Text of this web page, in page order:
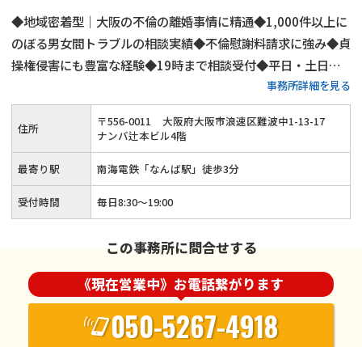
◆地域密着型｜大阪の不倫の離婚事情に精通◆1,000件以上に
のぼる男女間トラブルの相談実績◆不倫慰謝料請求に強み◆貞
操権侵害にも豊富な経験◆19時まで相談受付◆平日・土日祝
日問わず相談可◆電話やWEBでのご相談にも対応◆南海電鉄
「なんば駅」から徒歩3分◆初回相談60分無料
事務所詳細を見る
住所 〒556-0011
大阪府大阪市浪速区難波中1-13-17
ナンバ辻本ビル4階
最寄り駅 南海電鉄「なんば駅」徒歩3分
受付時間 毎日8:30～19:00
この事務所に問合せする
《現在営業中》お電話繋がります
050-5267-4918